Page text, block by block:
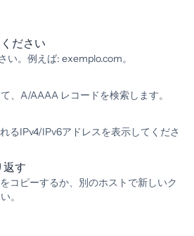
ださい
い。例えば: exemplo.com。
、A/AAAA レコードを検索します。
るIPv4/IPv6アドレスを表示してくださ
返す
コピーするか、別のホストで新しいク
。